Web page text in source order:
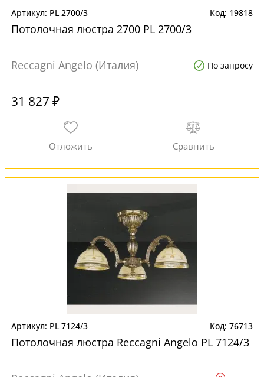
PL 2700/3 19818
Потолочная люстра 2700 PL 2700/3
Reccagni Angelo (Италия) По запросу
31 827 ₽
PL 7124/3 76713
Потолочная люстра Reccagni Angelo PL 7124/3